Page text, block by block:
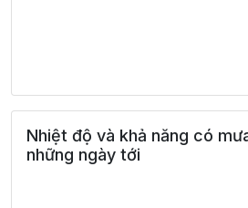
Nhiệt độ và khả năng có
những ngày tới